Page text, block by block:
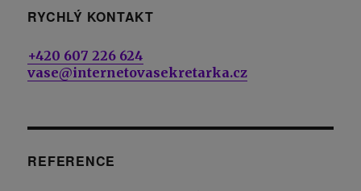
RYCHLÝ KONTAKT
+420 607 226 624
vase@internetovasekretarka.cz
REFERENCE